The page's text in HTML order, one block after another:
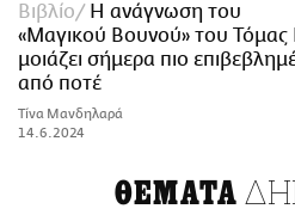
Βιβλίο
Η ανάγνωση του
«Μαγικού Βουνού» του
μοιάζει σήμερα πιο
από ποτέ
Τίνα Μανδηλαρά
14.6.2024
ΘΕΜΑΤΑ